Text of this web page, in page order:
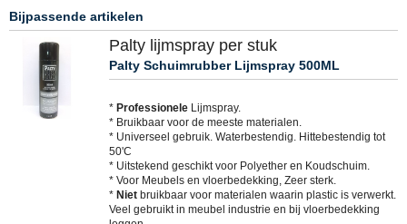
Bijpassende artikelen
Palty lijmspray per stuk
Palty Schuimrubber Lijmspray 500ML
* Professionele Lijmspray.
* Bruikbaar voor de meeste materialen.
* Universeel gebruik. Waterbestendig. Hittebestendig tot
50'C
* Uitstekend geschikt voor Polyether en Koudschuim.
* Voor Meubels en vloerbedekking, Zeer sterk.
* Niet bruikbaar voor materialen waarin plastic is verwerkt.
Veel gebruikt in meubel industrie en bij vloerbedekking